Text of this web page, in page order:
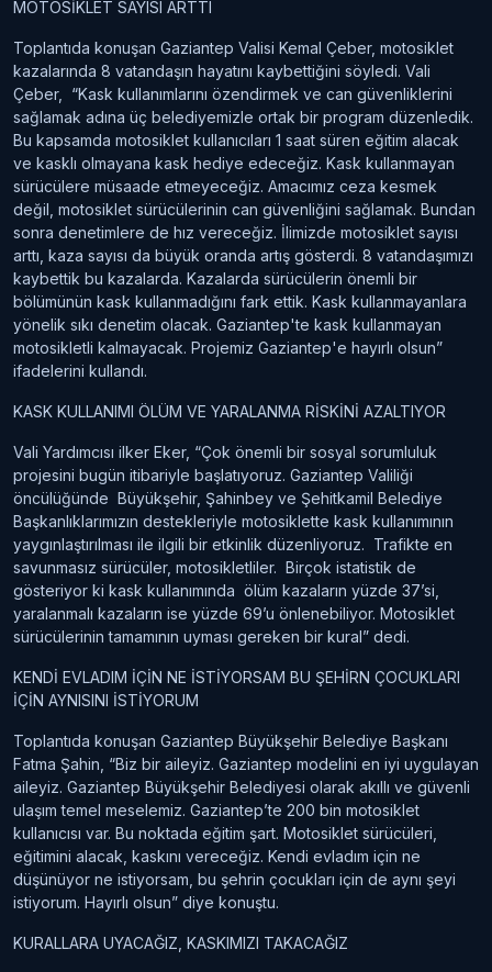
‎MOTOSİKLET SAYISI ARTTI
‎Toplantıda konuşan Gaziantep Valisi Kemal Çeber, motosiklet
kazalarında 8 vatandaşın hayatını kaybettiğini söyledi. Vali
Çeber, “Kask kullanımlarını özendirmek ve can güvenliklerini
sağlamak adına üç belediyemizle ortak bir program düzenledik.
‎Bu kapsamda motosiklet kullanıcıları 1 saat süren eğitim alacak
ve kasklı olmayana kask hediye edeceğiz. Kask kullanmayan
sürücülere müsaade etmeyeceğiz. Amacımız ceza kesmek
değil, motosiklet sürücülerinin can güvenliğini sağlamak. Bundan
sonra denetimlere de hız vereceğiz. ‎İlimizde motosiklet sayısı
arttı, kaza sayısı da büyük oranda artış gösterdi. 8 vatandaşımızı
kaybettik bu kazalarda. Kazalarda sürücülerin önemli bir
bölümünün kask kullanmadığını fark ettik. ‎Kask kullanmayanlara
yönelik sıkı denetim olacak. Gaziantep'te kask kullanmayan
motosikletli kalmayacak. Projemiz Gaziantep'e hayırlı olsun”
ifadelerini kullandı.
KASK KULLANIMI ÖLÜM VE YARALANMA RİSKİNİ AZALTIYOR
Vali Yardımcısı ilker Eker, “Çok önemli bir sosyal sorumluluk
projesini bugün itibariyle başlatıyoruz. Gaziantep Valiliği
öncülüğünde Büyükşehir, Şahinbey ve Şehitkamil Belediye
Başkanlıklarımızın destekleriyle motosiklette kask kullanımının
yaygınlaştırılması ile ilgili bir etkinlik düzenliyoruz. Trafikte en
savunmasız sürücüler, motosikletliler. Birçok istatistik de
gösteriyor ki kask kullanımında ölüm kazaların yüzde 37’si,
yaralanmalı kazaların ise yüzde 69’u önlenebiliyor. Motosiklet
sürücülerinin tamamının uyması gereken bir kural” dedi.
KENDİ EVLADIM İÇİN NE İSTİYORSAM BU ŞEHİRN ÇOCUKLARI
İÇİN AYNISINI İSTİYORUM
Toplantıda konuşan Gaziantep Büyükşehir Belediye Başkanı
Fatma Şahin, “Biz bir aileyiz. Gaziantep modelini en iyi uygulayan
aileyiz. Gaziantep Büyükşehir Belediyesi olarak akıllı ve güvenli
ulaşım temel meselemiz. Gaziantep’te 200 bin motosiklet
kullanıcısı var. Bu noktada eğitim şart. Motosiklet sürücüleri,
eğitimini alacak, kaskını vereceğiz. Kendi evladım için ne
düşünüyor ne istiyorsam, bu şehrin çocukları için de aynı şeyi
istiyorum. Hayırlı olsun” diye konuştu.
KURALLARA UYACAĞIZ, KASKIMIZI TAKACAĞIZ